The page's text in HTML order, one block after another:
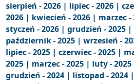
sierpień - 2026 | lipiec - 2026 |
2026 | kwiecień - 2026 | marzec -
styczeń - 2026 | grudzień - 2025 |
październik - 2025 | wrzesień -
lipiec - 2025 | czerwiec - 2025 |
2025 | marzec - 2025 | luty - 2025
grudzień - 2024 | listopad - 2024 |